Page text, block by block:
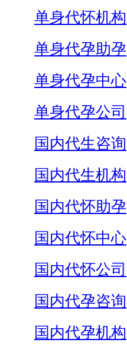
单身代怀机构
单身代孕助孕
单身代孕中心
单身代孕公司
国内代生咨询
国内代生机构
国内代怀助孕
国内代怀中心
国内代怀公司
国内代孕咨询
国内代孕机构